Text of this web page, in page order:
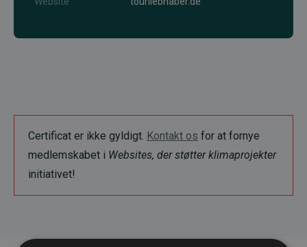
Certificat er ikke gyldigt. Kontakt os for at fornye
medlemskabet i Websites, der støtter klimaprojekter
initiativet!